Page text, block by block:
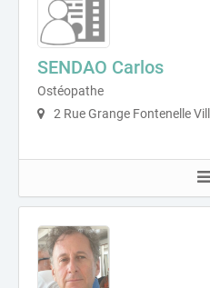
SENDAO Carlos
Ostéopathe
2 Rue Grange Fontenelle